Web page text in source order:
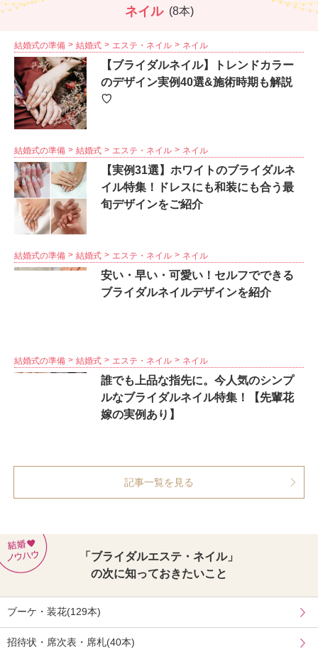
ネイル (8本)
結婚式の準備 結婚式 エステ・ネイル ネイル
【ブライダルネイル】トレンドカラー
のデザイン実例40選&施術時期も解説
♡
結婚式の準備 結婚式 エステ・ネイル ネイル
【実例31選】ホワイトのブライダルネ
イル特集！ドレスにも和装にも合う最
旬デザインをご紹介
結婚式の準備 結婚式 エステ・ネイル ネイル
安い・早い・可愛い！セルフでできる
ブライダルネイルデザインを紹介
結婚式の準備 結婚式 エステ・ネイル ネイル
誰でも上品な指先に。今人気のシンプ
ルなブライダルネイル特集！【先輩花
嫁の実例あり】
記事一覧を見る
「ブライダルエステ・ネイル」
の次に知っておきたいこと
ブーケ・装花(129本)
招待状・席次表・席札(40本)